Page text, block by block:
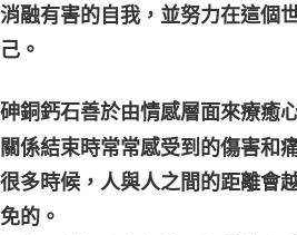
消融有害的自我，並努力在這個
己。
砷銅鈣石善於由情感層面來療癒
關係結束時常常感受到的傷害和
很多時候，人與人之間的距離會
免的。